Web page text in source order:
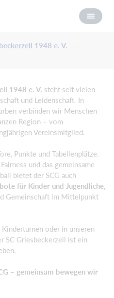
1948 e. V. -
1948 e. V. steht seit vielen
und Leidenschaft. In
verbinden wir Menschen
Region – vom
Vereinsmitglied.
Punkte und Tabellenplätze.
und das gemeinsame
bietet der SCG auch
für Kinder und Jugendliche,
Gemeinschaft im Mittelpunkt
oder in unseren
SC Griesbeckerzell ist ein
– gemeinsam bewegen wir